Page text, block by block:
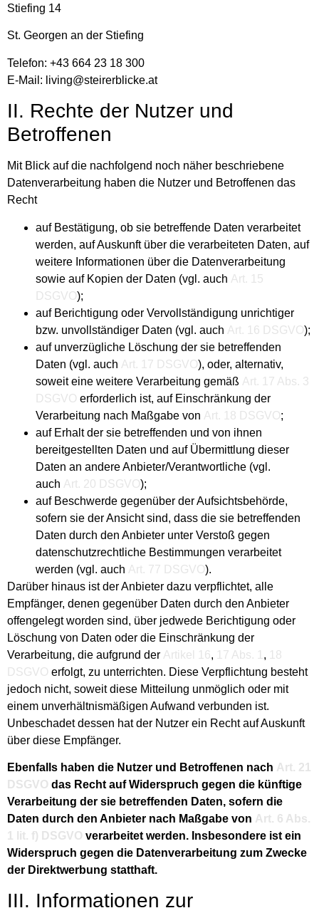
Stiefing 14
St. Georgen an der Stiefing
Telefon: +43 664 23 18 300
E-Mail: living@steirerblicke.at
II. Rechte der Nutzer und
Betroffenen
Mit Blick auf die nachfolgend noch näher beschriebene
Datenverarbeitung haben die Nutzer und Betroffenen das
Recht
auf Bestätigung, ob sie betreffende Daten verarbeitet
werden, auf Auskunft über die verarbeiteten Daten, auf
weitere Informationen über die Datenverarbeitung
sowie auf Kopien der Daten (vgl. auch Art. 15
DSGVO);
auf Berichtigung oder Vervollständigung unrichtiger
bzw. unvollständiger Daten (vgl. auch Art. 16 DSGVO);
auf unverzügliche Löschung der sie betreffenden
Daten (vgl. auch Art. 17 DSGVO), oder, alternativ,
soweit eine weitere Verarbeitung gemäß Art. 17 Abs. 3
DSGVO erforderlich ist, auf Einschränkung der
Verarbeitung nach Maßgabe von Art. 18 DSGVO;
auf Erhalt der sie betreffenden und von ihnen
bereitgestellten Daten und auf Übermittlung dieser
Daten an andere Anbieter/Verantwortliche (vgl.
auch Art. 20 DSGVO);
auf Beschwerde gegenüber der Aufsichtsbehörde,
sofern sie der Ansicht sind, dass die sie betreffenden
Daten durch den Anbieter unter Verstoß gegen
datenschutzrechtliche Bestimmungen verarbeitet
werden (vgl. auch Art. 77 DSGVO).
Darüber hinaus ist der Anbieter dazu verpflichtet, alle
Empfänger, denen gegenüber Daten durch den Anbieter
offengelegt worden sind, über jedwede Berichtigung oder
Löschung von Daten oder die Einschränkung der
Verarbeitung, die aufgrund der Artikel 16, 17 Abs. 1 , 18
DSGVO erfolgt, zu unterrichten. Diese Verpflichtung besteht
jedoch nicht, soweit diese Mitteilung unmöglich oder mit
einem unverhältnismäßigen Aufwand verbunden ist.
Unbeschadet dessen hat der Nutzer ein Recht auf Auskunft
über diese Empfänger.
Ebenfalls haben die Nutzer und Betroffenen nach Art. 21
DSGVO das Recht auf Widerspruch gegen die künftige
Verarbeitung der sie betreffenden Daten, sofern die
Daten durch den Anbieter nach Maßgabe von Art. 6 Abs.
1 lit. f) DSGVO verarbeitet werden. Insbesondere ist ein
Widerspruch gegen die Datenverarbeitung zum Zwecke
der Direktwerbung statthaft.
III. Informationen zur